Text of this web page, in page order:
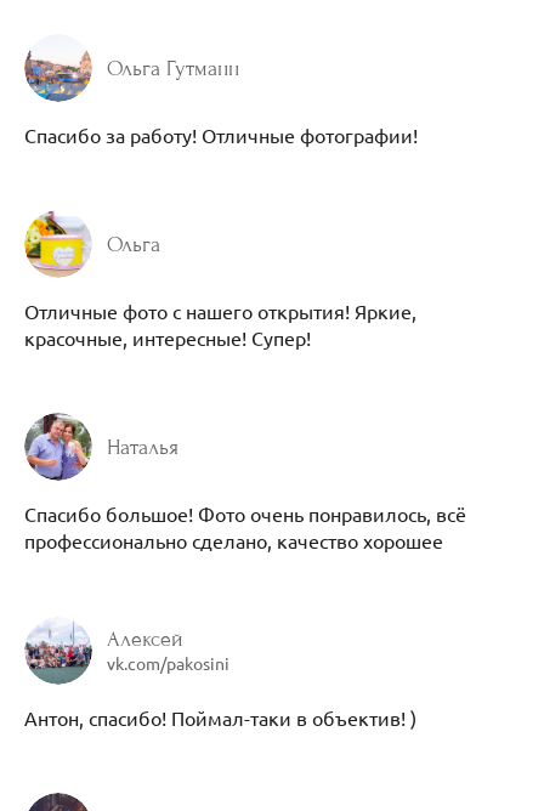
Ольга Гутманн
Спасибо за работу! Отличные фотографии!
Ольга
Отличные фото с нашего открытия! Яркие,
красочные, интересные! Супер!
Наталья
Спасибо большое! Фото очень понравилось, всё
профессионально сделано, качество хорошее
Алексей
vk.com/pakosini
Антон, спасибо! Поймал-таки в объектив! )